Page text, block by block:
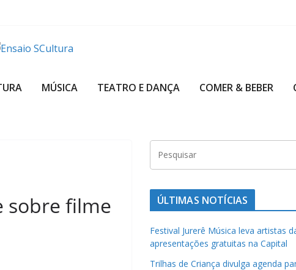
MÚSICA TEATRO E DANÇA COMER & BEBER
sobre filme
ÚLTIMAS NOTÍCIAS
Festival Jurerê Música leva artistas
apresentações gratuitas na Capital
Trilhas de Criança divulga agenda